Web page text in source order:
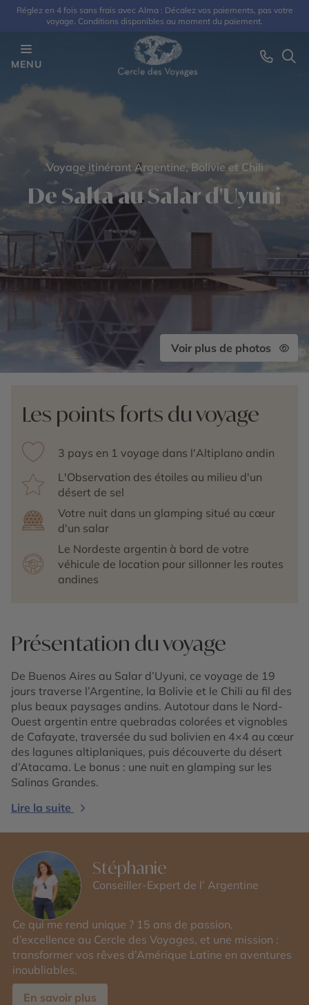
Réglez en 4 fois sans frais avec Alma : Décalez vos paiements, pas votre
voyage. Conditions disponibles au moment du paiement.
MENU
Voyage itinérant Argentine, Bolivie et Chili
De Salta au Salar d'Uyuni
Voir plus de photos ©
Les points forts du voyage
3 pays en 1 voyage dans l'Altiplano andin
L'Observation des étoiles au milieu d'un
désert de sel
Votre nuit dans un glamping situé au cœur
d'un salar
Le Nordeste argentin à bord de votre
véhicule de location pour sillonner les routes
andines
Présentation du voyage
De Buenos Aires au Salar d’Uyuni, ce voyage de 19
jours traverse l’Argentine, la Bolivie et le Chili au fil des
plus beaux paysages andins. Autotour dans le Nord-
Ouest argentin entre quebradas colorées et vignobles
de Cafayate, traversée du sud bolivien en 4×4 au cœur
des lagunes altiplaniques, puis découverte du désert
d’Atacama. Le bonus : une nuit en glamping sur les
Salinas Grandes.
Lire la suite
Stéphanie
Conseiller-Expert de l’ Argentine
Ce qui me rend unique ? 15 ans de passion,
d’excellence au Cercle des Voyages, et une mission :
transformer vos rêves d’Amérique Latine en aventures
inoubliables.
En savoir plus